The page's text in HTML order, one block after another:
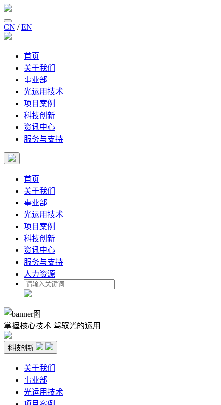
CN / EN
首页
关于我们
事业部
光运用技术
项目案例
科技创新
资讯中心
服务与支持
首页
关于我们
事业部
光运用技术
项目案例
科技创新
资讯中心
服务与支持
人力资源
掌握核心技术 驾驭光的运用
科技创新
关于我们
事业部
光运用技术